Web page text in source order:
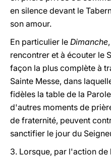
en silence devant le
son amour.
En particulier le Dimanche
rencontrer et à écouter le
façon la plus complète à
Sainte Messe, dans
fidèles la table de la
d'autres moments de
de fraternité, peuvent
sanctifier le jour du
3. Lorsque, par l'action